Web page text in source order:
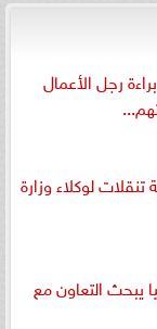
رجل الأعمال
لوكلاء وزارة
يبحث التعاون مع